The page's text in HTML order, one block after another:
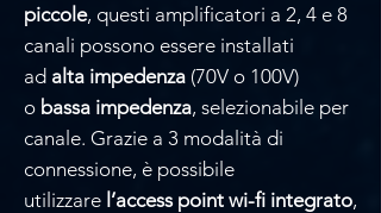
piccole, questi amplificatori a 2, 4 e 8
canali possono essere installati
ad alta impedenza (70V o 100V)
o bassa impedenza, selezionabile per
canale. Grazie a 3 modalità di
connessione, è possibile
utilizzare l’access point wi-fi integrato,